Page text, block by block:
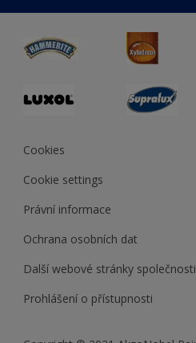
duluxprodejnabarev.cz
duluxpredajnafarieb.sk
Cookies
Cookie settings
Právní informace
Ochrana osobních dat
Další webové stránky
Prohlášení o přístupnosti